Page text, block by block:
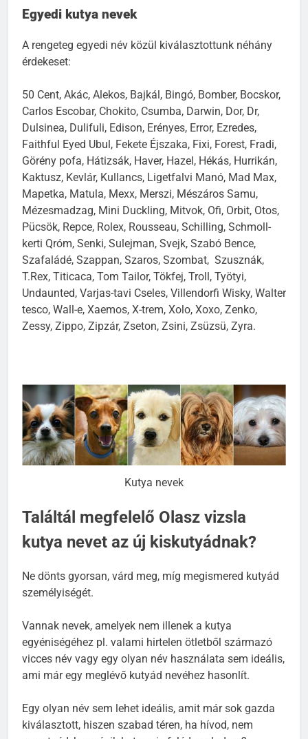
Egyedi kutya nevek
A rengeteg egyedi név közül kiválasztottunk néhány
érdekeset:
50 Cent, Akác, Alekos, Bajkál, Bingó, Bomber, Bocskor,
Carlos Escobar, Chokito, Csumba, Darwin, Dor, Dr,
Dulsinea, Dulifuli, Edison, Erényes, Error, Ezredes,
Faithful Eyed Ubul, Fekete Éjszaka, Fixi, Forest, Fradi,
Görény pofa, Hátizsák, Haver, Hazel, Hékás, Hurrikán,
Kaktusz, Kevlár, Kullancs, Ligetfalvi Manó, Mad Max,
Mapetka, Matula, Mexx, Merszi, Mészáros Samu,
Mézesmadzag, Mini Duckling, Mitvok, Ofi, Orbit, Otos,
Pücsök, Repce, Rolex, Rousseau, Schilling, Schmoll-
kerti Qróm, Senki, Sulejman, Svejk, Szabó Bence,
Szafaládé, Szappan, Szaros, Szombat, Szusznák,
T.Rex, Titicaca, Tom Tailor, Tökfej, Troll, Työtyi,
Undaunted, Varjas-tavi Cseles, Villendorfi Wisky, Walter
tesco, Wall-e, Xaemos, X-trem, Xolo, Xoxo, Zenko,
Zessy, Zippo, Zipzár, Zseton, Zsini, Zsüzsü, Zyra.
Kutya nevek
Találtál megfelelő Olasz vizsla
kutya nevet az új kiskutyádnak?
Ne dönts gyorsan, várd meg, míg megismered kutyád
személyiségét.
Vannak nevek, amelyek nem illenek a kutya
egyéniségéhez pl. valami hirtelen ötletből származó
vicces név vagy egy olyan név használata sem ideális,
ami már egy meglévő kutyád nevéhez hasonlít.
Egy olyan név sem lehet ideális, amit már sok gazda
kiválasztott, hiszen szabad téren, ha hívod, nem